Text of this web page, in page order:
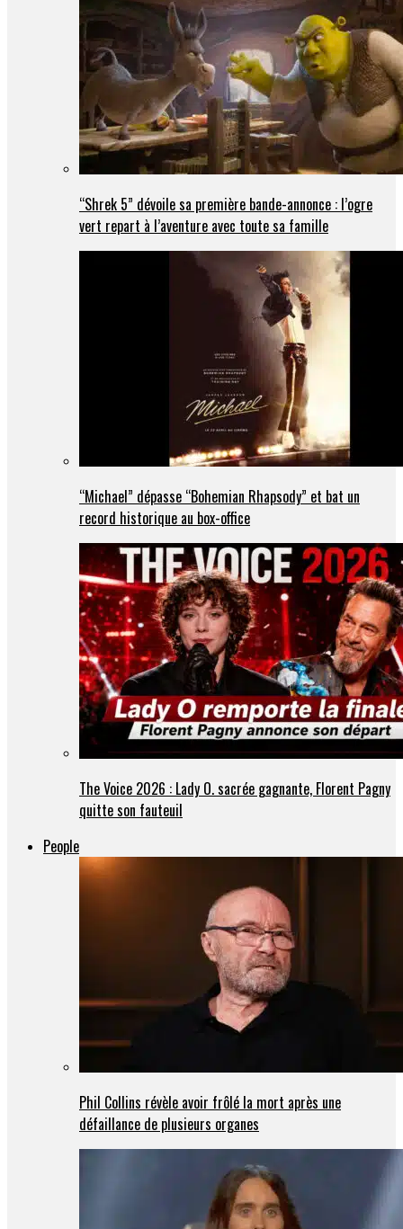
“Shrek 5” dévoile sa première bande-annonce : l’ogre
vert repart à l’aventure avec toute sa famille
“Michael” dépasse “Bohemian Rhapsody” et bat un
record historique au box-office
The Voice 2026 : Lady O. sacrée gagnante, Florent Pagny
quitte son fauteuil
People
Phil Collins révèle avoir frôlé la mort après une
défaillance de plusieurs organes